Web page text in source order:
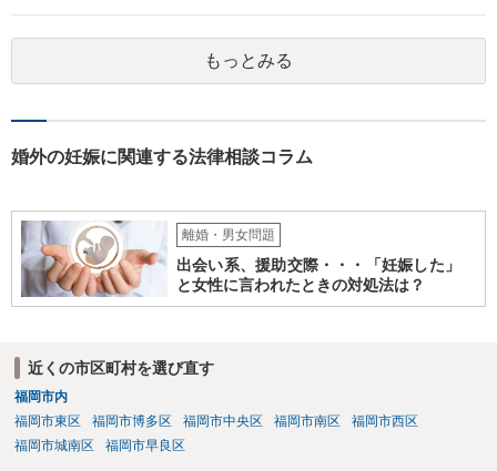
もっとみる
婚外の妊娠に関連する法律相談コラム
離婚・男女問題
出会い系、援助交際・・・「妊娠した」
と女性に言われたときの対処法は？
近くの市区町村を選び直す
福岡市内
福岡市東区
福岡市博多区 福岡市中央区 福岡市南区
福岡市西区
福岡市城南区
福岡市早良区